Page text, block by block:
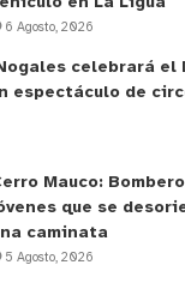
en 21
de Salud Pública
explicó
por los
contagio está
“Algunos
6 Agosto, 2026
celebrará el
espectáculo de
Mauco:
que se
caminata
5 Agosto, 2026